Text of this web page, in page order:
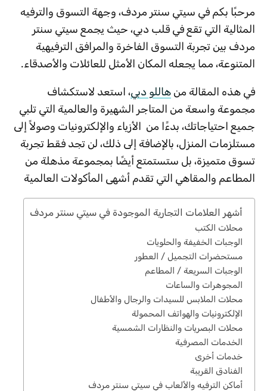
مرحبًا بكم في سيتي سنتر مردف، وجهة التسوق والترفيه
المثالية التي تقع في قلب دبي، حيث يجمع سيتي سنتر
مردف بين تجربة التسوق الفاخرة والمرافق الترفيهية
المتنوعة، مما يجعله المكان الأمثل للعائلات والأصدقاء.
في هذه المقالة من هاللو دبي، استعد لاستكشاف
مجموعة واسعة من المتاجر الشهيرة والعالمية التي تلبي
جميع احتياجاتك، بدءًا من الأزياء والإلكترونيات وصولاً إلى
مستلزمات المنزل، بالإضافة إلى ذلك، لن تجد فقط تجربة
تسوق متميزة، بل ستستمتع أيضًا بمجموعة مذهلة من
المطاعم والمقاهي التي تقدم أشهى المأكولات العالمية
أشهر العلامات التجارية الموجودة في سيتي سنتر مردف
محلات الكتب
الوجبات الخفيفة والحلويات
مستحضرات التجميل / العطور
الوجبات السريعة / المطاعم
المجوهرات والساعات
محلات الملابس للسيدات والرجال والأطفال
الإلكترونيات والهواتف المحمولة
محلات البصريات والنظارات الشمسية
الخدمات المصرفية
خدمات أخرى
الفنادق القريبة
أماكن الترفيه والألعاب في سيتي سنتر مردف